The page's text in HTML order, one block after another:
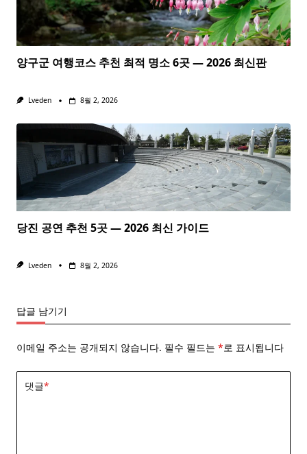
양구군 여행코스 추천 최적 명소 6곳 — 2026 최신판
Lveden 8월 2, 2026
당진 공연 추천 5곳 — 2026 최신 가이드
Lveden 8월 2, 2026
답글 남기기
이메일 주소는 공개되지 않습니다. 필수 필드는 *로 표시됩니다
댓글*